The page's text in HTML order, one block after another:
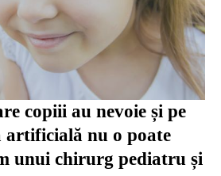
copiii au nevoie și pe
artificială nu o poate
unui chirurg pediatru și